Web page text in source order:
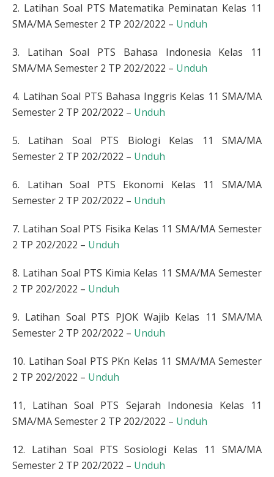
2. Latihan Soal PTS Matematika Peminatan Kelas 11
SMA/MA Semester 2 TP 202/2022 – Unduh
3. Latihan Soal PTS Bahasa Indonesia Kelas 11
SMA/MA Semester 2 TP 202/2022 – Unduh
4. Latihan Soal PTS Bahasa Inggris Kelas 11 SMA/MA
Semester 2 TP 202/2022 – Unduh
5. Latihan Soal PTS Biologi Kelas 11 SMA/MA
Semester 2 TP 202/2022 – Unduh
6. Latihan Soal PTS Ekonomi Kelas 11 SMA/MA
Semester 2 TP 202/2022 – Unduh
7. Latihan Soal PTS Fisika Kelas 11 SMA/MA Semester
2 TP 202/2022 – Unduh
8. Latihan Soal PTS Kimia Kelas 11 SMA/MA Semester
2 TP 202/2022 – Unduh
9. Latihan Soal PTS PJOK Wajib Kelas 11 SMA/MA
Semester 2 TP 202/2022 – Unduh
10. Latihan Soal PTS PKn Kelas 11 SMA/MA Semester
2 TP 202/2022 – Unduh
11, Latihan Soal PTS Sejarah Indonesia Kelas 11
SMA/MA Semester 2 TP 202/2022 – Unduh
12. Latihan Soal PTS Sosiologi Kelas 11 SMA/MA
Semester 2 TP 202/2022 – Unduh